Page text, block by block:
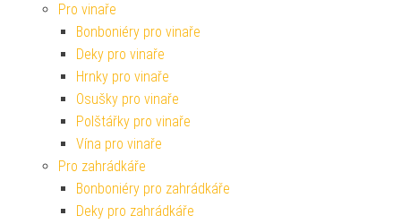
Pro vinaře
Bonboniéry pro vinaře
Deky pro vinaře
Hrnky pro vinaře
Osušky pro vinaře
Polštářky pro vinaře
Vína pro vinaře
Pro zahrádkáře
Bonboniéry pro zahrádkáře
Deky pro zahrádkáře